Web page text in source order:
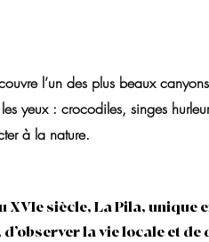
l’un des plus beaux
: crocodiles, singes
à la nature.
siècle, La Pila, unique
la vie locale et